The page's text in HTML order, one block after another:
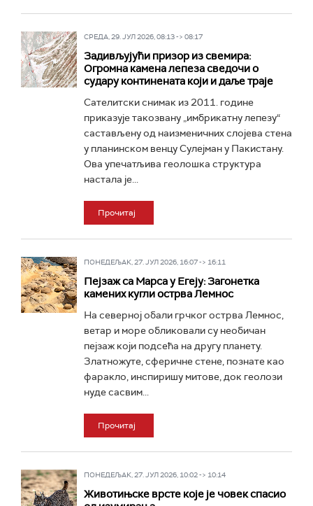
СРЕДА, 29. ЈУЛ 2026, 08:13 -> 08:17
Задивљујући призор из свемира:
Огромна камена лепеза сведочи о
судару континената који и даље траје
Сателитски снимак из 2011. године
приказује такозвану „имбрикатну лепезу“
састављену од наизменичних слојева стена
у планинском венцу Сулејман у Пакистану.
Ова упечатљива геолошка структура
настала је...
Прочитај
ПОНЕДЕЉАК, 27. ЈУЛ 2026, 16:07 -> 16:11
Пејзаж са Марса у Егеју: Загонетка
камених кугли острва Лемнос
На северној обали грчког острва Лемнос,
ветар и море обликовали су необичан
пејзаж који подсећа на другу планету.
Златножуте, сферичне стене, познате као
фаракло, инспиришу митове, док геолози
нуде сасвим...
Прочитај
ПОНЕДЕЉАК, 27. ЈУЛ 2026, 10:02 -> 10:14
Животињске врсте које је човек спасио